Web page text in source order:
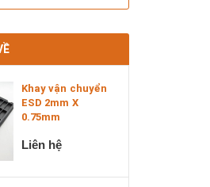
Khay vận chuyển
ESD 2mm X
0.75mm
Liên hệ